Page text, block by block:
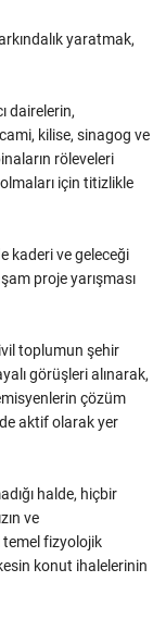
yaratmak,
dairelerin,
kilise, sinagog ve
röleveleri
için titizlikle
kaderi ve geleceği
proje yarışması
toplumun şehir
görüşleri alınarak,
çözüm
aktif olarak yer
halde, hiçbir
ve
temel fizyolojik
konut ihalelerinin